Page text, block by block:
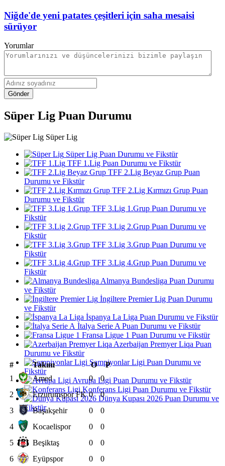
Niğde'de yeni patates çeşitleri için saha mesaisi
sürüyor
Yorumlar
Gönder
Süper Lig Puan Durumu
Süper Lig
Süper Lig Puan Durumu ve Fikstür
TFF 1.Lig Puan Durumu ve Fikstür
TFF 2.Lig Beyaz Grup Puan
Durumu ve Fikstür
TFF 2.Lig Kırmızı Grup Puan
Durumu ve Fikstür
TFF 3.Lig 1.Grup Puan Durumu ve
Fikstür
TFF 3.Lig 2.Grup Puan Durumu ve
Fikstür
TFF 3.Lig 3.Grup Puan Durumu ve
Fikstür
TFF 3.Lig 4.Grup Puan Durumu ve
Fikstür
Almanya Bundesliga Puan Durumu
ve Fikstür
İngiltere Premier Lig Puan Durumu
ve Fikstür
İspanya La Liga Puan Durumu ve Fikstür
İtalya Serie A Puan Durumu ve Fikstür
Fransa Ligue 1 Puan Durumu ve Fikstür
Azerbaijan Premyer Liqa Puan
Durumu ve Fikstür
Şampiyonlar Ligi Puan Durumu ve
Fikstür
Avrupa Ligi Puan Durumu ve Fikstür
Konferans Ligi Puan Durumu ve Fikstür
Dünya Kupası 2026 Puan Durumu ve
Fikstür
# Takım O
P
1
Amed 0
0
2
Erzurumspor FK 0
0
3
Başakşehir 0
0
4
Kocaelispor 0
0
5
Beşiktaş 0
0
6
Eyüpspor 0
0